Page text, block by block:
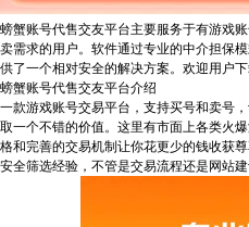
螃蟹账号代售交友平台主要服务于有游戏
卖需求的用户。软件通过专业的中介担保
供了一个相对安全的解决方案。欢迎用户下
螃蟹账号代售交友平台介绍
一款游戏账号交易平台，支持买号和卖号
取一个不错的价值。这里有市面上各类火
格和完善的交易机制让你花更少的钱收获
安全筛选经验，不管是交易流程还是网站